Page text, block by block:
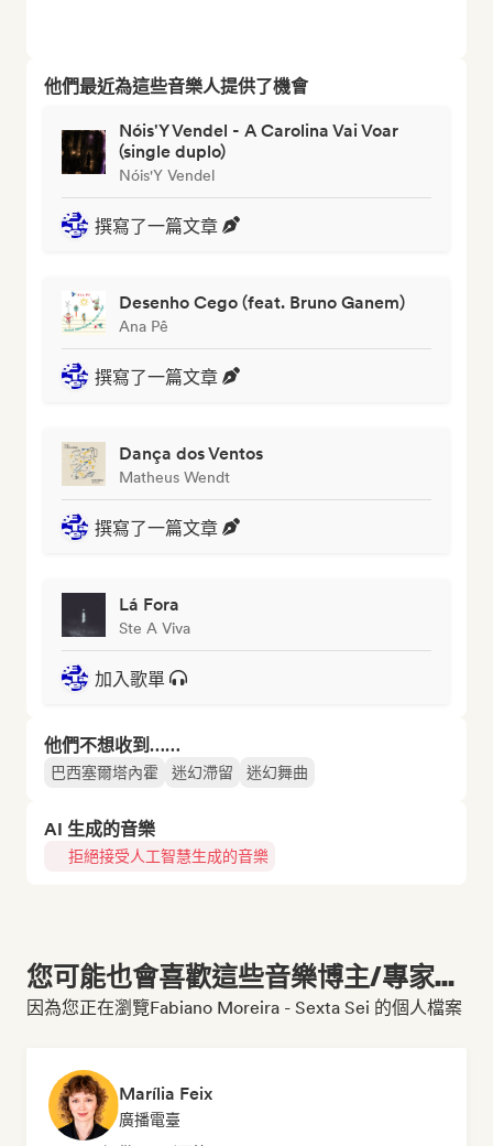
他們最近為這些音樂人提供了機會
Nóis'Y Vendel - A Carolina Vai Voar
(single duplo)
Nóis'Y Vendel
撰寫了一篇文章
Desenho Cego (feat. Bruno Ganem)
Ana Pê
撰寫了一篇文章
Dança dos Ventos
Matheus Wendt
撰寫了一篇文章
Lá Fora
Ste A Viva
加入歌單
他們不想收到……
巴西塞爾塔內霍 迷幻滯留 迷幻舞曲
AI 生成的音樂
拒絕接受人工智慧生成的音樂
您可能也會喜歡這些音樂博主/專家...
因為您正在瀏覽Fabiano Moreira - Sexta Sei 的個人檔案
Marília Feix
廣播電臺